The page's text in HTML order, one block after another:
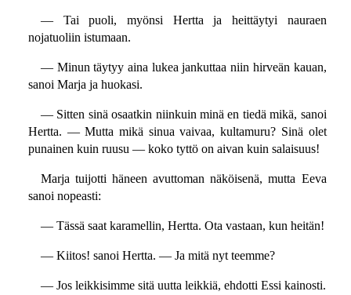
— Tai puoli, myönsi Hertta ja heittäytyi nauraen
nojatuoliin istumaan.
— Minun täytyy aina lukea jankuttaa niin hirveän kauan,
sanoi Marja ja huokasi.
— Sitten sinä osaatkin niinkuin minä en tiedä mikä, sanoi
Hertta. — Mutta mikä sinua vaivaa, kultamuru? Sinä olet
punainen kuin ruusu — koko tyttö on aivan kuin salaisuus!
Marja tuijotti häneen avuttoman näköisenä, mutta Eeva
sanoi nopeasti:
— Tässä saat karamellin, Hertta. Ota vastaan, kun heitän!
— Kiitos! sanoi Hertta. — Ja mitä nyt teemme?
— Jos leikkisimme sitä uutta leikkiä, ehdotti Essi kainosti.